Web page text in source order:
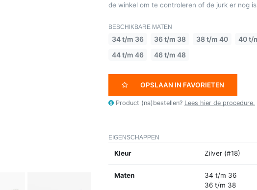
de winkel om te controleren of de jurk er nog
BESCHIKBARE MATEN
34 t/m 36 36 t/m 38 38 t/m 40 40 t/
44 t/m 46
46 t/m 48
OPSLAAN IN FAVORIETEN
Product (na)bestellen? Lees hier de procedure.
EIGENSCHAPPEN
Kleur Zilver (#18)
Maten
34 t/m 36
36 t/m 38